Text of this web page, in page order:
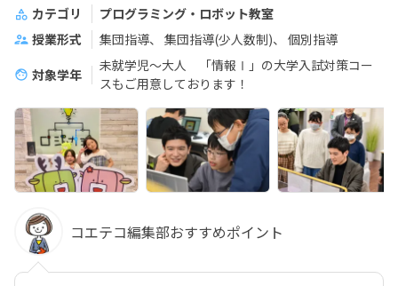
カテゴリ
プログラミング・ロボット教室
授業形式
集団指導 集団指導(少人数制)
個別指導
対象学年
未就学児～大人 「情報Ⅰ」の大学入試対策コー
スもご用意しております！
コエテコ編集部おすすめポイント